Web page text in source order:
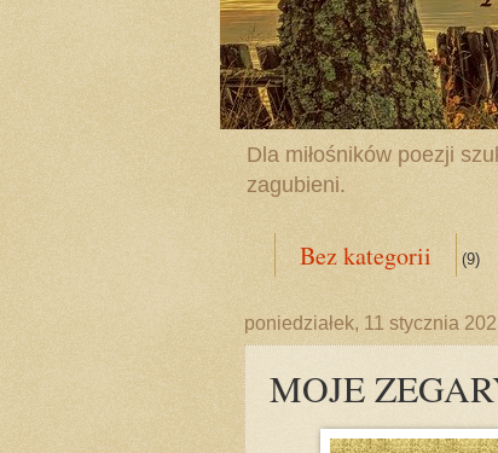
Dla miłośników poezji
zagubieni.
Bez kategorii (9)
poniedziałek, 11 stycznia
MOJE